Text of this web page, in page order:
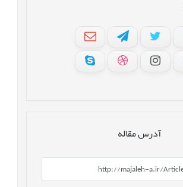
آدرس مقاله